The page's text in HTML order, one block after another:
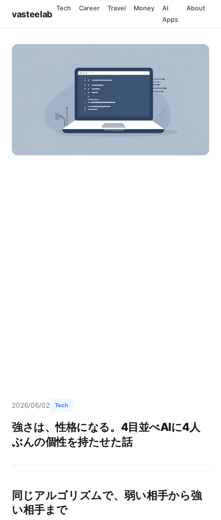
vasteelab
Tech Career Travel Money
AI
Apps
About
2026/06/02 Tech
強さは、性格になる。4目並べAIに4人
ぶんの個性を持たせた話
同じアルゴリズムで、弱い相手から強
い相手まで